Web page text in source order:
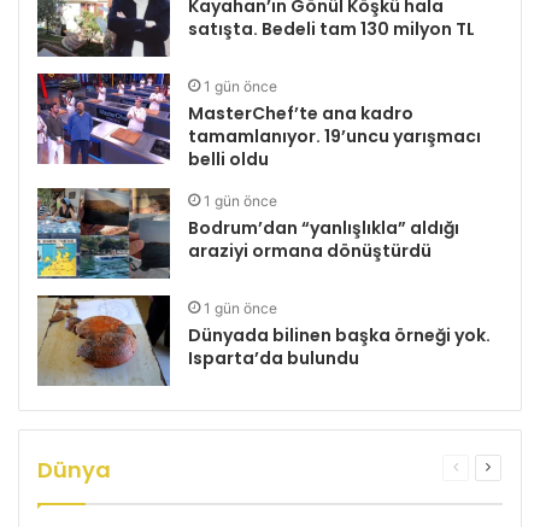
Kayahan’ın Gönül Köşkü hala
satışta. Bedeli tam 130 milyon TL
1 gün önce
MasterChef’te ana kadro
tamamlanıyor. 19’uncu yarışmacı
belli oldu
1 gün önce
Bodrum’dan “yanlışlıkla” aldığı
araziyi ormana dönüştürdü
1 gün önce
Dünyada bilinen başka örneği yok.
Isparta’da bulundu
Dünya
ÖncekiSonraki